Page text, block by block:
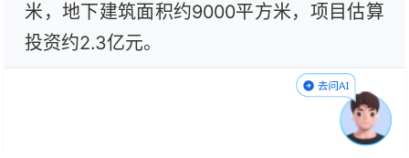
米，地下建筑面积约9000平方米，项目估算
投资约2.3亿元。
磨憨地处中国昆明、老挝万象、泰国曼
谷三大城市的中心节点位置，既是我国通往